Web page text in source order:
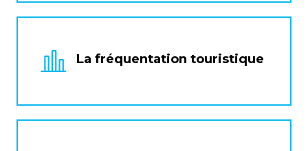
La fréquentation touristique